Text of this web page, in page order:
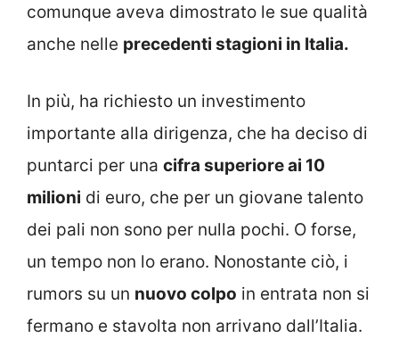
comunque aveva dimostrato le sue qualità
anche nelle precedenti stagioni in Italia.
In più, ha richiesto un investimento
importante alla dirigenza, che ha deciso di
puntarci per una cifra superiore ai 10
milioni di euro, che per un giovane talento
dei pali non sono per nulla pochi. O forse,
un tempo non lo erano. Nonostante ciò, i
rumors su un nuovo colpo in entrata non si
fermano e stavolta non arrivano dall’Italia.